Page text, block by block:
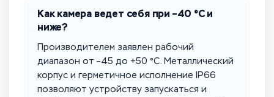
Как камера ведет себя при –40 °C и
ниже?
Производителем заявлен рабочий
диапазон от –45 до +50 °C. Металлический
корпус и герметичное исполнение IP66
позволяют устройству запускаться и